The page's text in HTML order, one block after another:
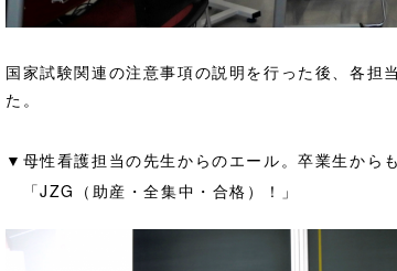
国家試験関連の注意事項の説明を行った後、各担
た。
▼母性看護担当の先生からのエール。卒業生から
「JZG（助産・全集中・合格）！」